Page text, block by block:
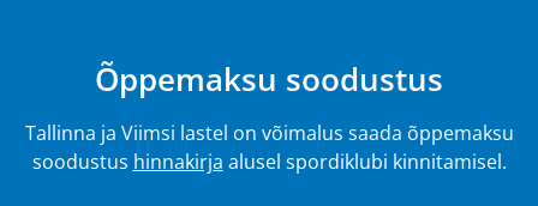
Õppemaksu soodustus
Tallinna ja Viimsi lastel on võimalus saada õppemaksu
soodustus hinnakirja alusel spordiklubi kinnitamisel.